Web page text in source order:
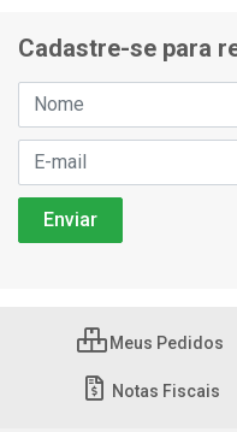
Cadastre-se para
Meus Pedidos
Notas Fiscais